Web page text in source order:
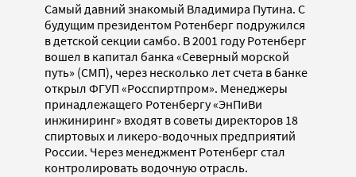
Самый давний знакомый Владимира Путина. С
будущим президентом Ротенберг подружился
в детской секции самбо. В 2001 году Ротенберг
вошел в капитал банка «Северный морской
путь» (СМП), через несколько лет счета в банке
открыл ФГУП «Росспиртпром». Менеджеры
принадлежащего Ротенбергу «ЭнПиВи
инжиниринг» входят в советы директоров 18
спиртовых и ликеро-водочных предприятий
России. Через менеджмент Ротенберг стал
контролировать водочную отрасль.